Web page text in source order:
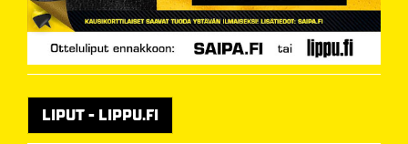
LIPUT - LIPPU.FI